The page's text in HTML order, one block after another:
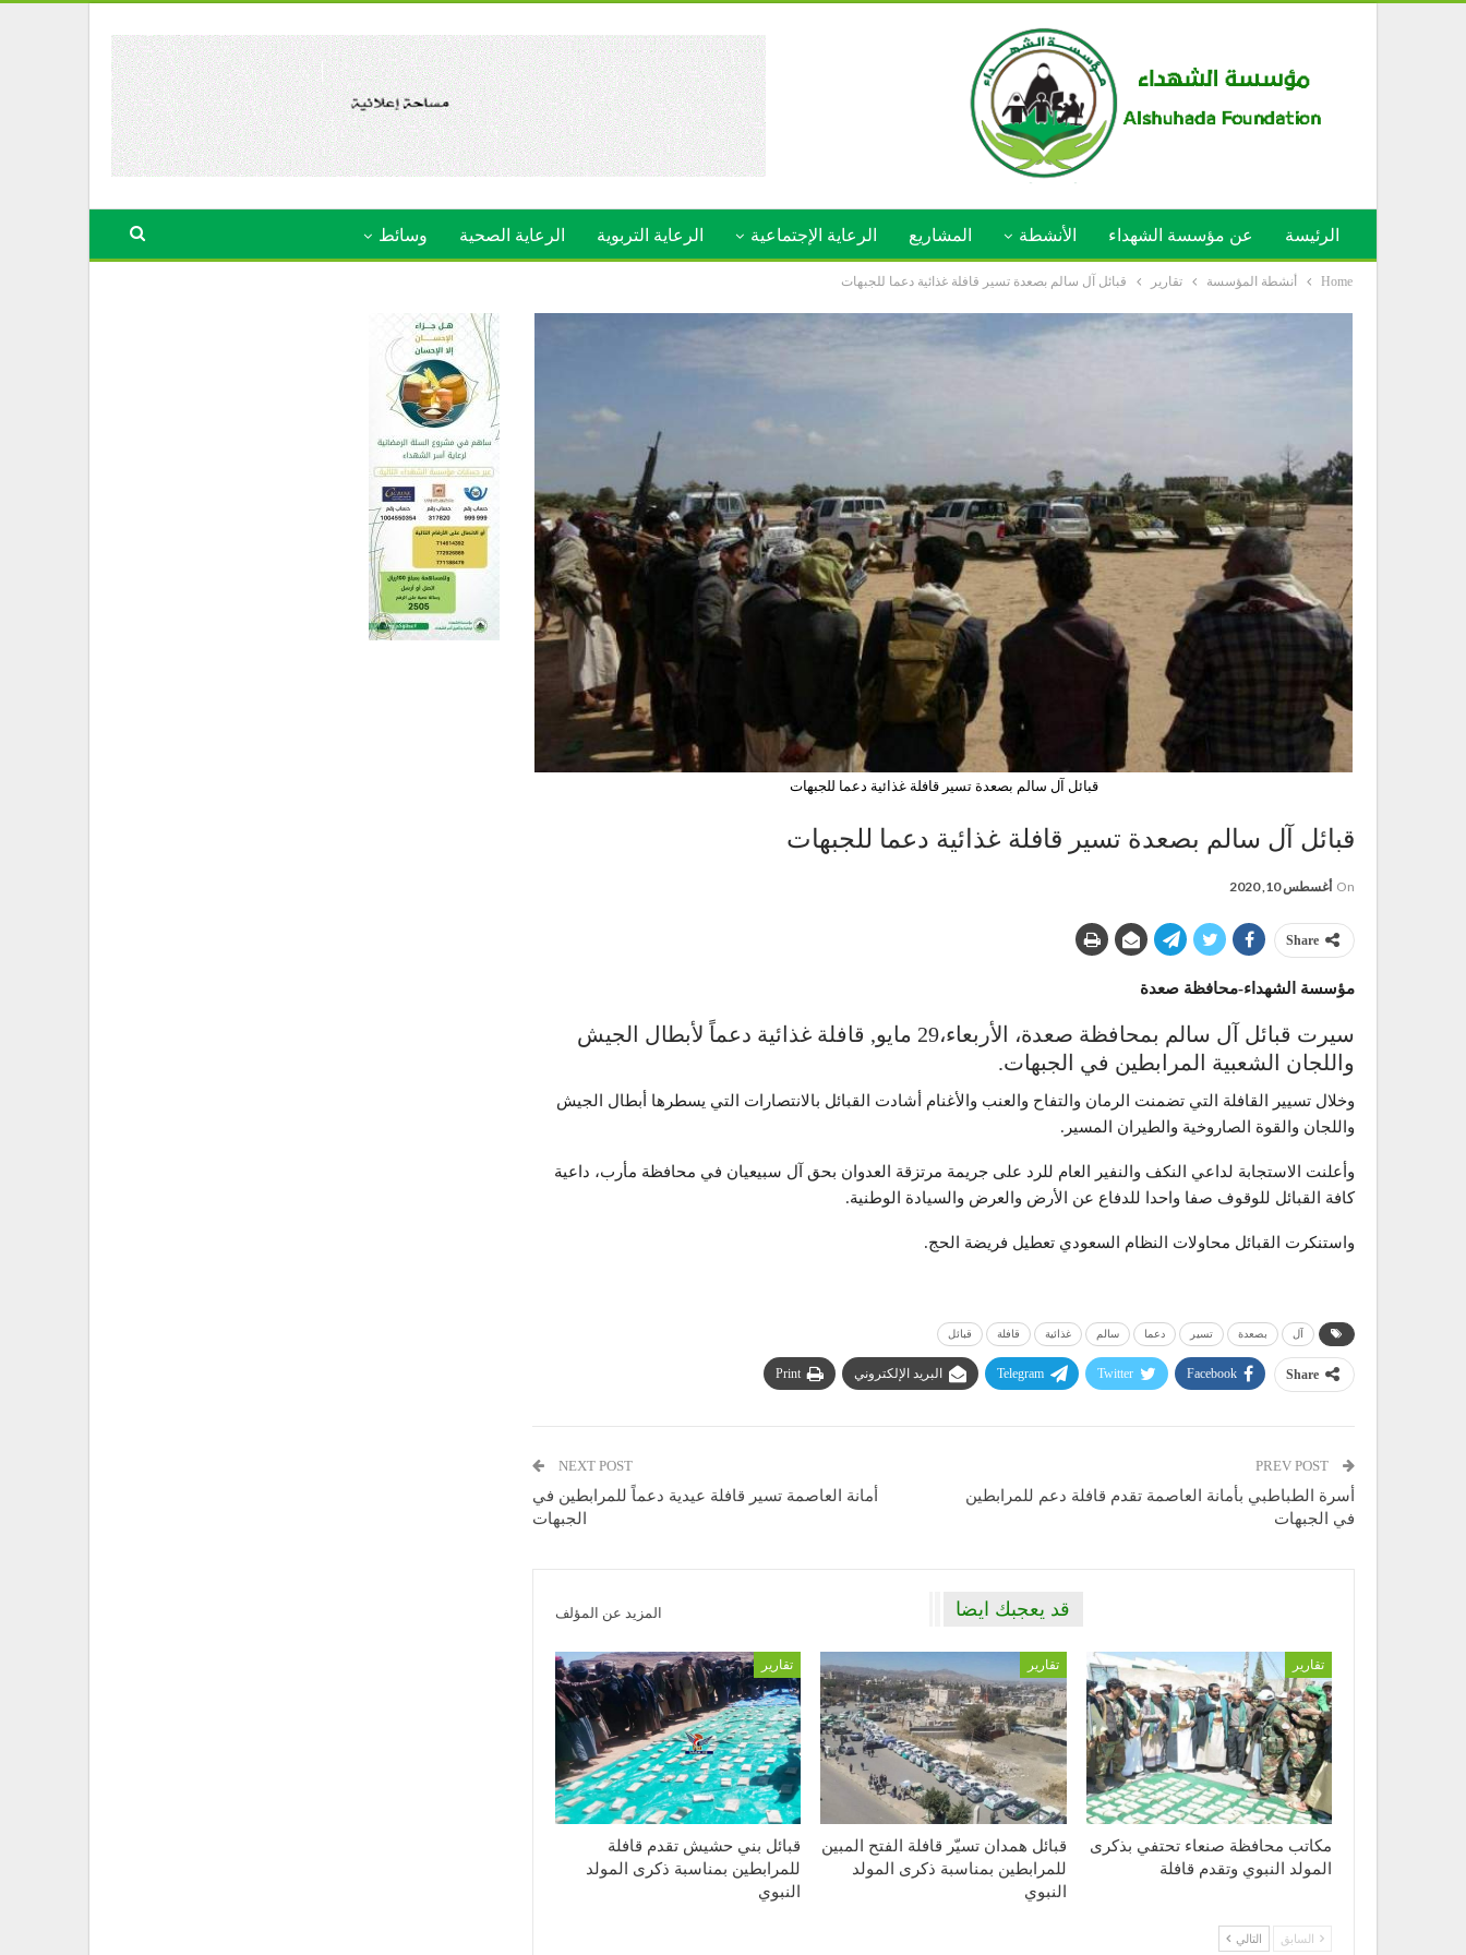
الرئيسة عن مؤسسة الشهداء الأنشطة المشاريع الرعاية الإجتماعية الرعاية التربوية الرعاية الصحية وسائط
Home أنشطة المؤسسة تقارير قبائل آل سالم بصعدة تسير قافلة غذائية دعما للجبهات
قبائل آل سالم بصعدة تسير قافلة غذائية دعما للجبهات
قبائل آل سالم بصعدة تسير قافلة غذائية دعما للجبهات
On أغسطس 10, 2020
Share
مؤسسة الشهداء-محافظة صعدة
سيرت قبائل آل سالم بمحافظة صعدة، الأربعاء،29 مايو, قافلة غذائية دعماً لأبطال الجيش
واللجان الشعبية المرابطين في الجبهات.
وخلال تسيير القافلة التي تضمنت الرمان والتفاح والعنب والأغنام أشادت القبائل بالانتصارات التي يسطرها أبطال الجيش
واللجان والقوة الصاروخية والطيران المسير.
وأعلنت الاستجابة لداعي النكف والنفير العام للرد على جريمة مرتزقة العدوان بحق آل سبيعيان في محافظة مأرب، داعية
كافة القبائل للوقوف صفا واحدا للدفاع عن الأرض والعرض والسيادة الوطنية.
واستنكرت القبائل محاولات النظام السعودي تعطيل فريضة الحج.
آل بصعدة تسير دعما سالم غذائية قافلة قبائل
Share
Facebook
Twitter
Telegram البريد الإلكتروني Print
أسرة الطباطبي بأمانة العاصمة تقدم قافلة دعم للمرابطين
في الجبهات
NEXT POST
أمانة العاصمة تسير قافلة عيدية دعماً للمرابطين في
الجبهات
قد يعجبك ايضا المزيد عن المؤلف
تقارير
مكاتب محافظة صنعاء تحتفي بذكرى
المولد النبوي وتقدم قافلة
تقارير
قبائل همدان تسيّر قافلة الفتح المبين
للمرابطين بمناسبة ذكرى المولد
النبوي
تقارير
قبائل بني حشيش تقدم قافلة
للمرابطين بمناسبة ذكرى المولد
النبوي
السابق التالي